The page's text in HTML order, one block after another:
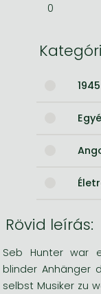
0
Rövid leírás:
Seb Hunter war
blinder Anhänger
selbst Musiker zu